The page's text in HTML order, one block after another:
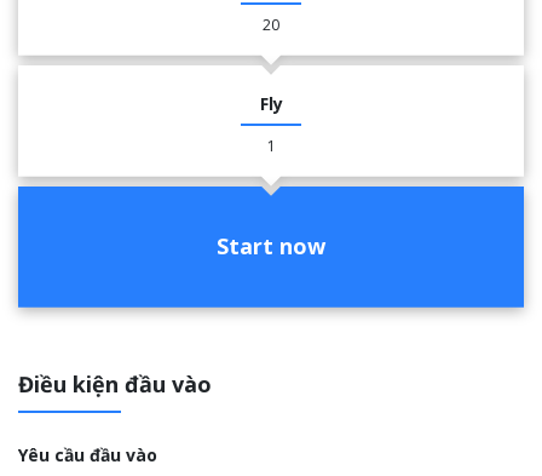
20
Fly
1
Start now
Điều kiện đầu vào
Yêu cầu đầu vào